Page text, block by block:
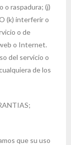
o raspadura; (j)
(k) interferir o
o de
o Internet.
del servicio o
de los
que su uso